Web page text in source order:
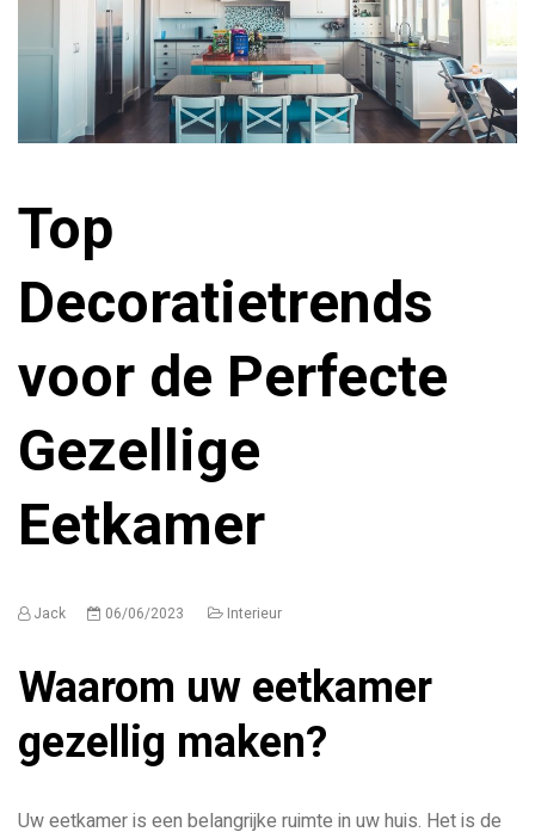
Top
Decoratietrends
voor de Perfecte
Gezellige
Eetkamer
Jack 06/06/2023 Interieur
Waarom uw eetkamer
gezellig maken?
Uw eetkamer is een belangrijke ruimte in uw huis. Het is de